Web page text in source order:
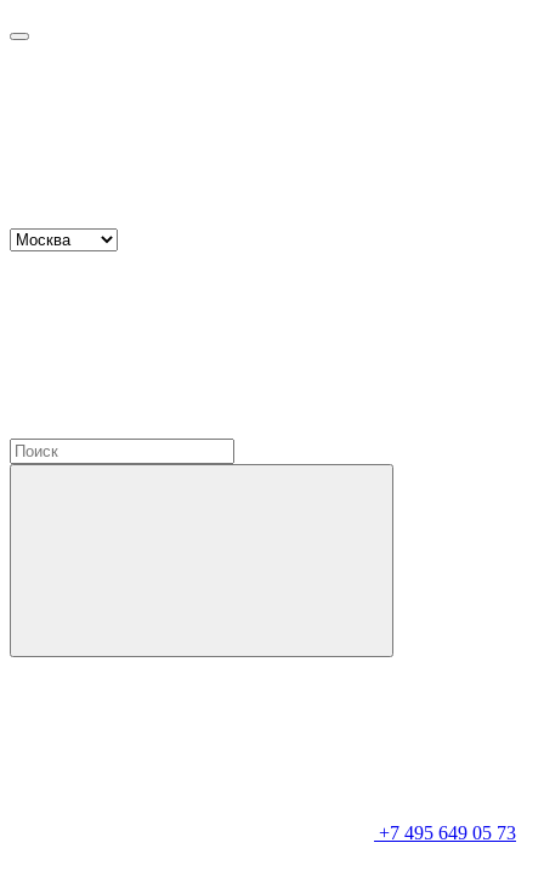
+7 495 649 05 73